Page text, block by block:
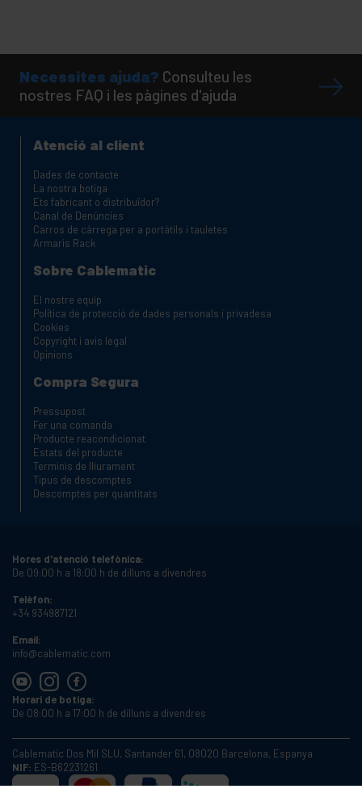
Necessites ajuda? Consulteu les
nostres FAQ i les pàgines d'ajuda
Atenció al client
Dades de contacte
La nostra botiga
Ets fabricant o distribuïdor?
Canal de Denúncies
Carros de càrrega per a portàtils i tauletes
Armaris Rack
Sobre Cablematic
El nostre equip
Política de protecció de dades personals i privadesa
Cookies
Copyright i avis legal
Opinions
Compra Segura
Pressupost
Fer una comanda
Producte reacondicionat
Estats del producte
Terminis de lliurament
Tipus de descomptes
Descomptes per quantitats
Hores d'atenció telefònica:
De 09:00 h a 18:00 h de dilluns a divendres
Telèfon:
+34 934987121
Email:
info@cablematic.com
Horari de botiga:
De 08:00 h a 17:00 h de dilluns a divendres
Cablematic Dos Mil SLU, Santander 61, 08020 Barcelona, Espanya
NIF: ES-B62231261